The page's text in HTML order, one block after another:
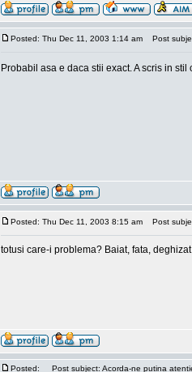
Posted: Thu Dec 11, 2003 1:14 am Post
Probabil asa e daca stii exact. A scris in
Posted: Thu Dec 11, 2003 8:15 am Post
totusi care-i problema? Baiat, fata,
Posted: Post subject: Acorda-ne putina